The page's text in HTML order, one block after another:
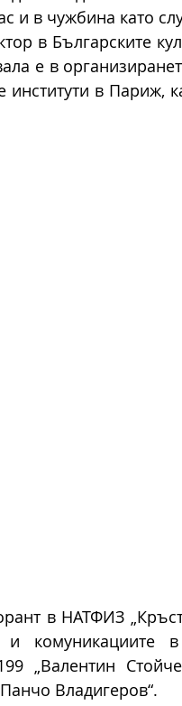
и в чужбина като
в Българските
е в
институти в Париж,
в НАТФИЗ
и комуникациите
„Валентин
Владигеров“.